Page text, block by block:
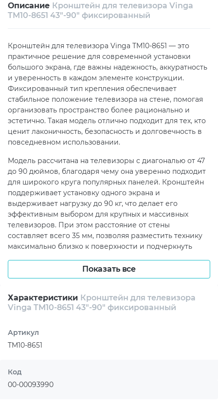
Собственный сервисный центр
Описание Кронштейн для телевизора Vinga
TM10-8651 43"-90" фиксированный
Кронштейн для телевизора Vinga TM10-8651 — это
практичное решение для современной установки
большого экрана, где важны надежность, аккуратность
и уверенность в каждом элементе конструкции.
Фиксированный тип крепления обеспечивает
стабильное положение телевизора на стене, помогая
организовать пространство более рационально и
эстетично. Такая модель отлично подходит для тех, кто
ценит лаконичность, безопасность и долговечность в
повседневном использовании.
Модель рассчитана на телевизоры с диагональю от 47
до 90 дюймов, благодаря чему она уверенно подходит
для широкого круга популярных панелей. Кронштейн
поддерживает установку одного экрана и
выдерживает нагрузку до 90 кг, что делает его
эффективным выбором для крупных и массивных
телевизоров. При этом расстояние от стены
составляет всего 35 мм, позволяя разместить технику
максимально близко к поверхности и подчеркнуть
Отдельного внимания заслуживает широкая
TM10-8651 универсальным решением для разных
моделей телевизоров. Среди поддерживаемых
форматы 200 x 200, 300 x 300, 400 x 400, 600 x 400, 600 x
возможностей при подборе крепления и позволяет
сценариях.
Показать все
Характеристики Кронштейн для телевизора
Vinga TM10-8651 43"-90" фиксированный
Артикул
TM10-8651
Код
00-00093990